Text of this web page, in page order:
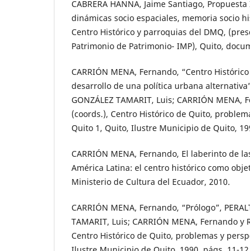
CABRERA HANNA, Jaime Santiago,
dinámicas socio espaciales, memoria socio
Centro Histórico y parroquias del DMQ,
Patrimonio de Patrimonio- IMP), Quito,
CARRIÓN MENA, Fernando, “Centro
desarrollo de una política urbana
GONZÁLEZ TAMARIT, Luis; CARRIÓN MENA,
(coords.), Centro Histórico de Quito,
Quito 1, Quito, Ilustre Municipio de Quito,
CARRIÓN MENA, Fernando, El laberinto de
América Latina: el centro histórico como
Ministerio de Cultura del Ecuador, 2010.
CARRIÓN MENA, Fernando, “Prólogo”,
TAMARIT, Luis; CARRIÓN MENA, Fernando y
Centro Histórico de Quito, problemas y